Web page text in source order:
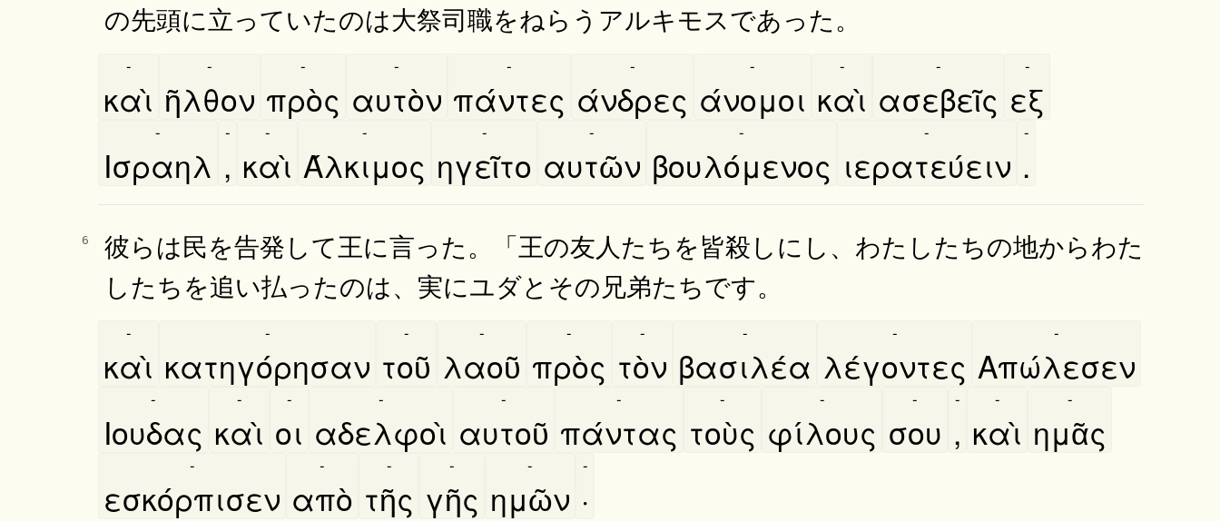
の先頭に立っていたのは大祭司職をねらうアルキモスであった。
καὶ
-
ῆλθον
-
πρὸς
-
αυτὸν
-
πάντες
-
άνδρες
-
άνομοι
-
καὶ
-
ασεβεῖς
-
εξ
-
Ισραηλ
-
,
-
καὶ
-
Άλκιμος
-
ηγεῖτο
-
αυτῶν
-
βουλόμενος
-
ιερατεύειν
-
.
-
6
彼らは民を告発して王に言った。「王の友人たちを皆殺しにし、わたしたちの地からわた
したちを追い払ったのは、実にユダとその兄弟たちです。
καὶ
-
κατηγόρησαν
-
τοῦ
-
λαοῦ
-
πρὸς
-
τὸν
-
βασιλέα
-
λέγοντες
-
Απώλεσεν
-
Ιουδας
-
καὶ
-
οι
-
αδελφοὶ
-
αυτοῦ
-
πάντας
-
τοὺς
-
φίλους
-
σου
-
,
-
καὶ
-
ημᾶς
-
εσκόρπισεν
-
απὸ
-
τῆς
-
γῆς
-
ημῶν
-
·
-